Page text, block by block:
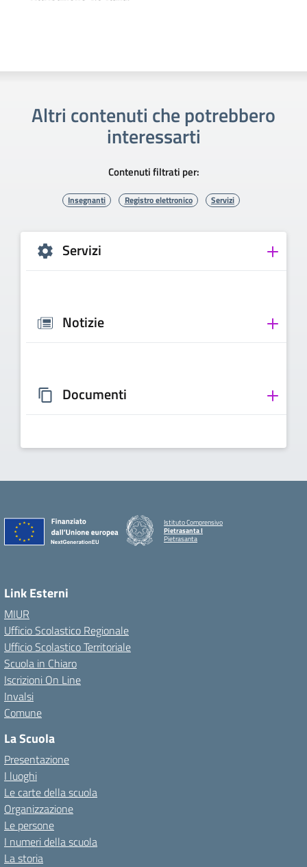
Altri contenuti che potrebbero
interessarti
Contenuti filtrati per:
Insegnanti Registro elettronico Servizi
Servizi
Notizie
Documenti
Istituto Comprensivo
Pietrasanta I
Pietrasanta
Link Esterni
MIUR
Ufficio Scolastico Regionale
Ufficio Scolastico Territoriale
Scuola in Chiaro
Iscrizioni On Line
Invalsi
Comune
La Scuola
Presentazione
I luoghi
Le carte della scuola
Organizzazione
Le persone
I numeri della scuola
La storia